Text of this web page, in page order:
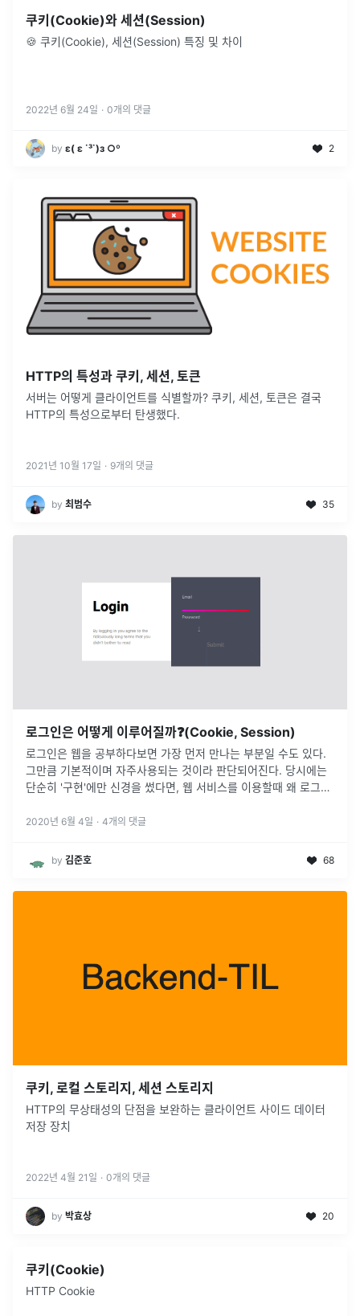
쿠키(Cookie)와 세션(Session)
🍪 쿠키(Cookie), 세션(Session) 특징 및 차이
2022년 6월 24일 · 0개의 댓글
by ε( ε ˙³˙)з ○º 2
HTTP의 특성과 쿠키, 세션, 토큰
서버는 어떻게 클라이언트를 식별할까? 쿠키, 세션, 토큰은 결국
HTTP의 특성으로부터 탄생했다.
2021년 10월 17일 · 9개의 댓글
by 최범수 35
로그인은 어떻게 이루어질까❓(Cookie, Session)
로그인은 웹을 공부하다보면 가장 먼저 만나는 부분일 수도 있다.
그만큼 기본적이며 자주사용되는 것이라 판단되어진다. 당시에는
단순히 '구현'에만 신경을 썼다면, 웹 서비스를 이용할때 왜 로그인
다.웹 서비스를...
2020년 6월 4일 · 4개의 댓글
by 김준호 68
쿠키, 로컬 스토리지, 세션 스토리지
HTTP의 무상태성의 단점을 보완하는 클라이언트 사이드 데이터
저장 장치
2022년 4월 21일 · 0개의 댓글
by 박효상 20
쿠키(Cookie)
HTTP Cookie